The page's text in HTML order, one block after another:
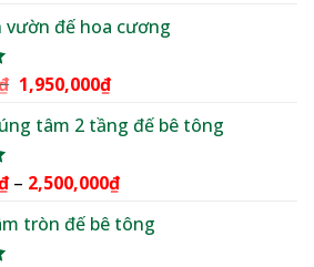
là:
tại
2,299,000₫.
vườn đế hoa cương
Giá
là:
1,950,000₫Giá
tại
1,950,000₫.
tâm 2 tầng đế bê tông
– 2,500,000₫Khoảng
từ
tròn đế bê tông